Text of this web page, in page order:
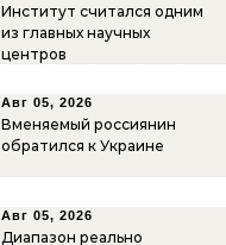
Институт считался одним
из главных научных
центров
Авг 05, 2026
Вменяемый россиянин
обратился к Украине
Авг 05, 2026
Диапазон реально